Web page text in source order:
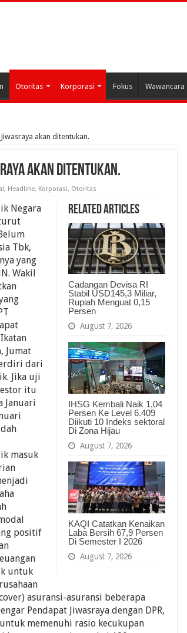
Otoritas Korporasi Fokus Wawancara
akan ditentukan.
akan ditentukan.
, Headline, Korporasi, Otoritas
Related Articles
Cadangan Devisa RI
Stabil USD145,3 Miliar,
Rupiah Menguat 0,15
Persen
August 7, 2026
IHSG Kembali Naik 1,04
Persen Ke Level 6.409
Diikuti 10 Indeks sektoral
Di Zona Hijau
August 7, 2026
KAQI Catatkan Kenaikan
Laba Bersih 67,9 Persen
Di Semester I 2026
August 7, 2026
Negara
Tbk,
yang
Wakil
Jumat
dari
Jika uji
itu
Januari
masuk
positif
untuk
asuransi-asuransi beberapa
Pendapat Jiwasraya dengan DPR,
memenuhi rasio kecukupan